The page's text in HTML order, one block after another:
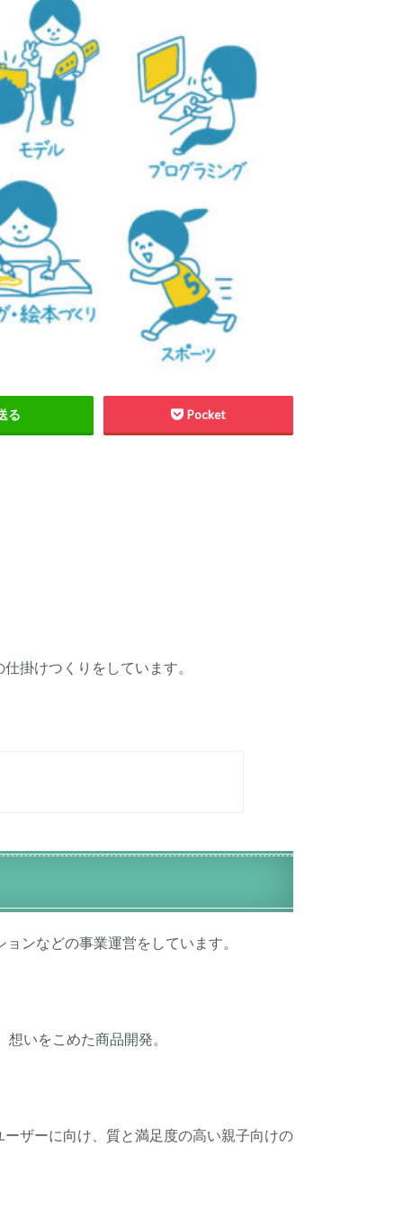
る Pocket
掛けつくりをしています。
ンなどの事業運営をしています。
いをこめた商品開発。
ザーに向け、質と満足度の高い親子向けの